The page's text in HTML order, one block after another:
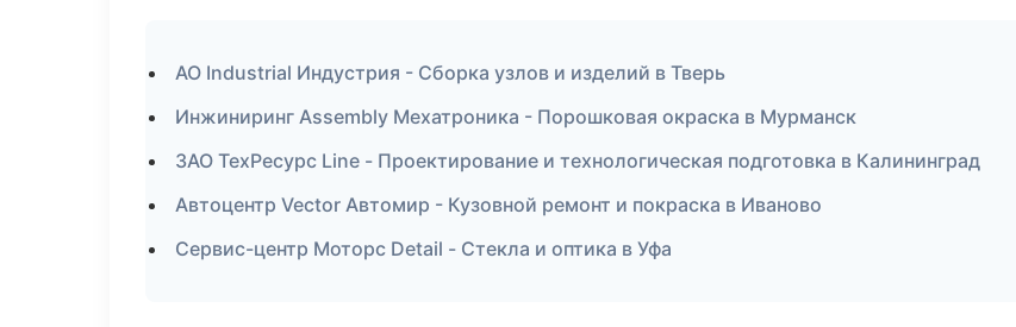
АО Industrial Индустрия - Сборка узлов и изделий в Тверь
Инжиниринг Assembly Мехатроника - Порошковая окраска в Мурманск
ЗАО ТехРесурс Line - Проектирование и технологическая подготовка в Калининград
Автоцентр Vector Автомир - Кузовной ремонт и покраска в Иваново
Сервис-центр Моторс Detail - Стекла и оптика в Уфа